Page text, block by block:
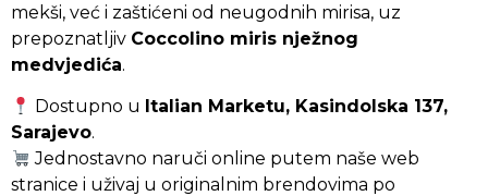
mekši, već i zaštićeni od neugodnih mirisa, uz
prepoznatljiv Coccolino miris nježnog
medvjedića.
Dostupno u Italian Marketu, Kasindolska 137,
Sarajevo.
Jednostavno naruči online putem naše web
stranice i uživaj u originalnim brendovima po